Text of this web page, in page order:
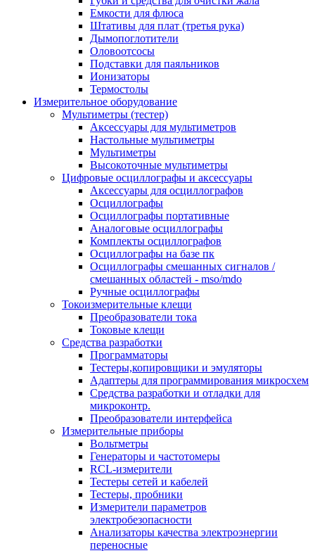
Емкости для флюса
Штативы для плат (третья рука)
Дымопоглотители
Оловоотсосы
Подставки для паяльников
Ионизаторы
Термостолы
Измерительное оборудование
Мультиметры (тестер)
Аксессуары для мультиметров
Настольные мультиметры
Мультиметры
Высокоточные мультиметры
Цифровые осциллографы и аксессуары
Аксессуары для осциллографов
Осциллографы
Осциллографы портативные
Аналоговые осциллографы
Комплекты осциллографов
Осциллографы на базе пк
Осциллографы смешанных сигналов /
смешанных областей - mso/mdo
Ручные осциллографы
Токоизмерительные клещи
Преобразователи тока
Токовые клещи
Средства разработки
Программаторы
Тестеры,копировщики и эмуляторы
Адаптеры для программирования микросхем
Cредства разработки и отладки для
микроконтр.
Преобразователи интерфейса
Измерительные приборы
Вольтметры
Генераторы и частотомеры
RCL-измерители
Тестеры сетей и кабелей
Тестеры, пробники
Измерители параметров
электробезопасности
Анализаторы качества электроэнергии
переносные